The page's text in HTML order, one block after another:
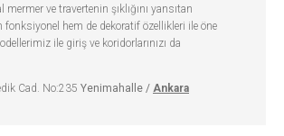
ve travertenin şıklığını yansıtan
fonksiyonel hem de dekoratif özellikleri ile öne
ile giriş ve koridorlarınızı da
Cad. No:235 Yenimahalle / Ankara